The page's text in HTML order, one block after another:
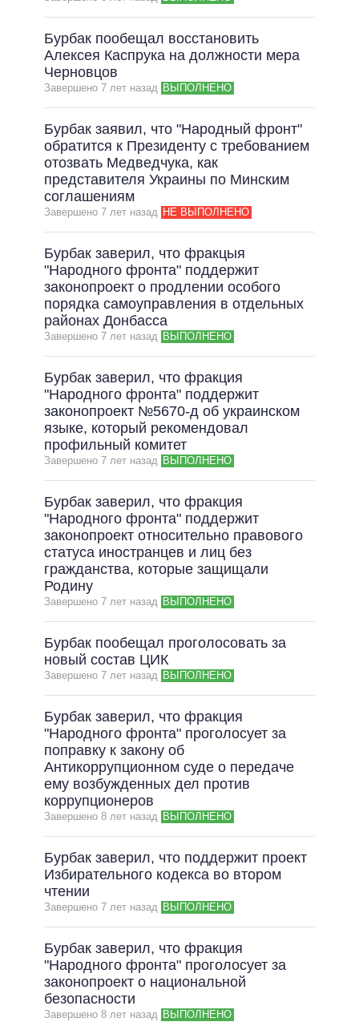
ВСЕ ОБЕЩАНИЯ
АРХИВНЫЕ ОБЕЩАНИЯ
Бурбак пообещал восстановить
Алексея Каспрука на должности мера
Черновцов
Завершено 7 лет назад ВЫПОЛНЕНО
Бурбак заявил, что "Народный фронт"
обратится к Президенту с требованием
отозвать Медведчука, как
представителя Украины по Минским
соглашениям
Завершено 7 лет назад НЕ ВЫПОЛНЕНО
Бурбак заверил, что фракцыя
"Народного фронта" поддержит
законопроект о продлении особого
порядка самоуправления в отдельных
районах Донбасса
Завершено 7 лет назад ВЫПОЛНЕНО
Бурбак заверил, что фракция
"Народного фронта" поддержит
законопроект №5670-д об украинском
языке, который рекомендовал
профильный комитет
Завершено 7 лет назад ВЫПОЛНЕНО
Бурбак заверил, что фракция
"Народного фронта" поддержит
законопроект относительно правового
статуса иностранцев и лиц без
гражданства, которые защищали
Родину
Завершено 7 лет назад ВЫПОЛНЕНО
Бурбак пообещал проголосовать за
новый состав ЦИК
Завершено 7 лет назад ВЫПОЛНЕНО
Бурбак заверил, что фракция
"Народного фронта" проголосует за
поправку к закону об
Антикоррупционном суде о передаче
ему возбужденных дел против
коррупционеров
Завершено 8 лет назад ВЫПОЛНЕНО
Бурбак заверил, что поддержит проект
Избирательного кодекса во втором
чтении
Завершено 7 лет назад ВЫПОЛНЕНО
Бурбак заверил, что фракция
"Народного фронта" проголосует за
законопроект о национальной
безопасности
Завершено 8 лет назад ВЫПОЛНЕНО